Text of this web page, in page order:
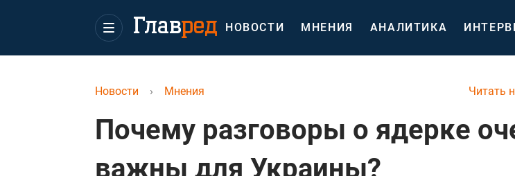
НОВОСТИ МНЕНИЯ АНАЛИТИКА
Читать
Новости › Мнения
Почему разговоры о ядерке
важны для Украины?